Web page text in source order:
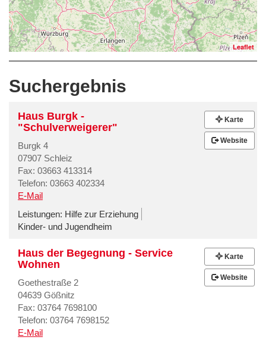
Leaflet
Suchergebnis
Haus Burgk -
"Schulverweigerer"
Burgk 4
07907 Schleiz
Fax: 03663 413314
Telefon: 03663 402334
E-Mail
Leistungen: Hilfe zur Erziehung
Kinder- und Jugendheim
Karte
Website
Haus der Begegnung - Service
Wohnen
Goethestraße 2
04639 Gößnitz
Fax: 03764 7698100
Telefon: 03764 7698152
E-Mail
Karte
Website